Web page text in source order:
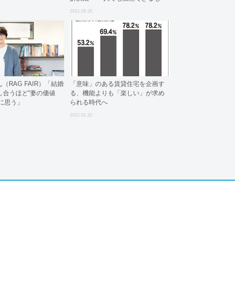
2021.08.28
（RAG FAIR）「結婚
合うほど“妻の価値
思う」
「意味」のある賃貸住宅を企画す
る、機能よりも「楽しい」が求め
られる時代へ
2022.01.20